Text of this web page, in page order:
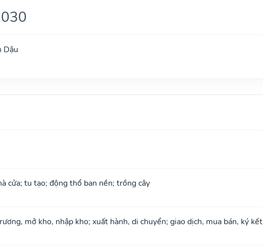
Dậu
cửa; tu tạo; động thổ ban nền; trồng cây
mở kho, nhập kho; xuất hành, di chuyển; giao dịch, mua bán, ký kết